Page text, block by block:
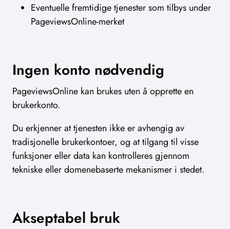
Eventuelle fremtidige tjenester som tilbys under
PageviewsOnline-merket
Ingen konto nødvendig
PageviewsOnline kan brukes uten å opprette en
brukerkonto.
Du erkjenner at tjenesten ikke er avhengig av
tradisjonelle brukerkontoer, og at tilgang til visse
funksjoner eller data kan kontrolleres gjennom
tekniske eller domenebaserte mekanismer i stedet.
Akseptabel bruk